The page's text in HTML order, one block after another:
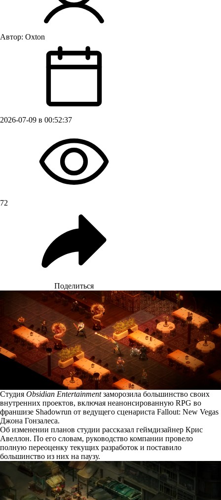
Автор: Oxton
2026-07-09 в 00:52:37
72
Поделиться
Студия Obsidian Entertainmentзаморозила большинство своих
внутренних проектов, включая неанонсированную RPG во
франшизе Shadowrun от ведущего сценариста Fallout: New Vegas
Джона Гонзалеса.
Об изменении планов студии рассказал геймдизайнер Крис
Авеллон. По его словам, руководство компании провело
полную переоценку текущих разработок и поставило
большинство из них на паузу.